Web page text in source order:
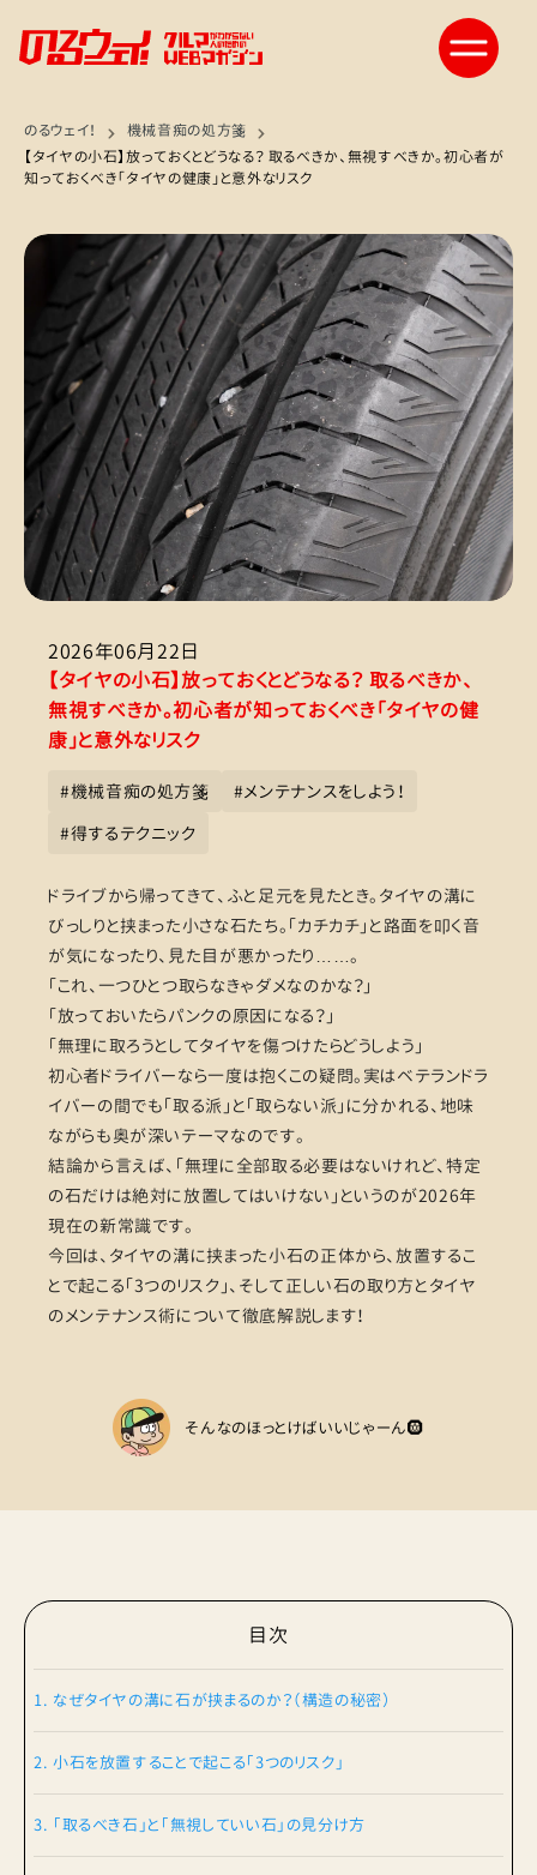
のるウェイ！
機械音痴の処方箋
【タイヤの小石】放っておくとどうなる？ 取るべきか、無視すべきか。初心者が
知っておくべき「タイヤの健康」と意外なリスク
2026年06月22日
【タイヤの小石】放っておくとどうなる？ 取るべきか、
無視すべきか。初心者が知っておくべき「タイヤの健
康」と意外なリスク
#機械音痴の処方箋 #メンテナンスをしよう！
#得するテクニック
ドライブから帰ってきて、ふと足元を見たとき。タイヤの溝に
びっしりと挟まった小さな石たち。「カチカチ」と路面を叩く音
が気になったり、見た目が悪かったり……。
「これ、一つひとつ取らなきゃダメなのかな？」
「放っておいたらパンクの原因になる？」
「無理に取ろうとしてタイヤを傷つけたらどうしよう」
初心者ドライバーなら一度は抱くこの疑問。実はベテランドラ
イバーの間でも「取る派」と「取らない派」に分かれる、地味
ながらも奥が深いテーマなのです。
結論から言えば、「無理に全部取る必要はないけれど、特定
の石だけは絶対に放置してはいけない」というのが2026年
現在の新常識です。
今回は、タイヤの溝に挟まった小石の正体から、放置するこ
とで起こる「3つのリスク」、そして正しい石の取り方とタイヤ
のメンテナンス術について徹底解説します！
そんなのほっとけばいいじゃーん🛞
目次
1. なぜタイヤの溝に石が挟まるのか？（構造の秘密）
2. 小石を放置することで起こる「3つのリスク」
3. 「取るべき石」と「無視していい石」の見分け方